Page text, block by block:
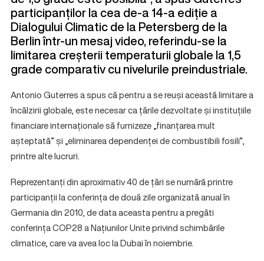
participanților la cea de-a 14-a ediție a
Dialogului Climatic de la Petersberg de la
Berlin într-un mesaj video, referindu-se la
limitarea creșterii temperaturii globale la 1,5
grade comparativ cu nivelurile preindustriale.
Antonio Guterres a spus că pentru a se reuși această limitare a
încălzirii globale, este necesar ca țările dezvoltate și instituțiile
financiare internaționale să furnizeze „finanțarea mult
așteptată” și „eliminarea dependenței de combustibili fosili”,
printre alte lucruri.
Reprezentanți din aproximativ 40 de țări se numără printre
participanții la conferința de două zile organizată anual în
Germania din 2010, de data aceasta pentru a pregăti
conferința COP28 a Națiunilor Unite privind schimbările
climatice, care va avea loc la Dubai în noiembrie.